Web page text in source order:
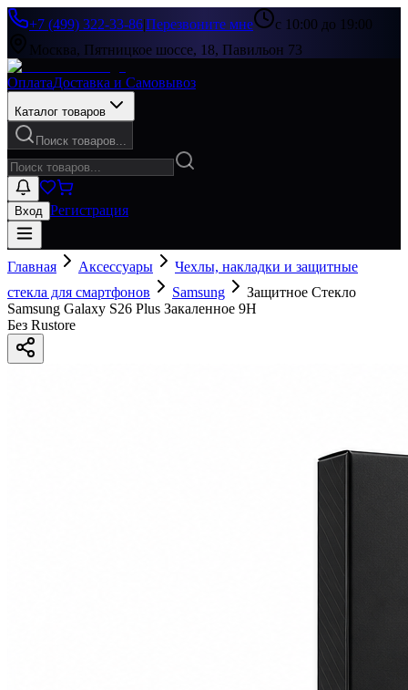
+7 (499) 322-33-86|Перезвоните мне
с 10:00 до 19:00
Москва, Пятницкое шоссе, 18, Павильон 73
ОплатаДоставка и Самовывоз
Каталог товаров
Поиск товаров...
Вход Регистрация
Главная Аксессуары
Чехлы, накладки и защитные
стекла для смартфонов
Samsung
Защитное Стекло
Samsung Galaxy S26 Plus Закаленное 9H
Без Rustore